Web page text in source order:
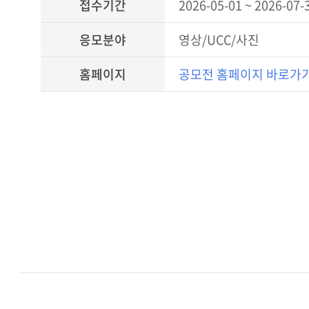
접수기간
2026-05-01 ~ 2026-07-
응모분야
영상/UCC/사진
홈페이지
공모전 홈페이지 바로가